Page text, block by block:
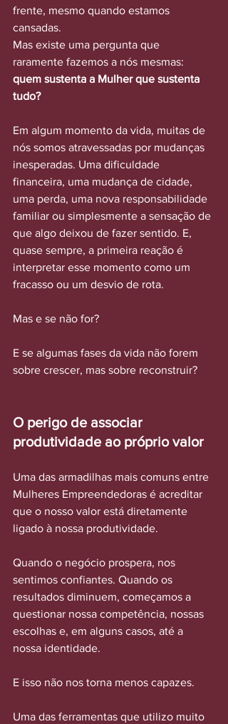
frente, mesmo quando estamos
cansadas.
Mas existe uma pergunta que
raramente fazemos a nós mesmas:
quem sustenta a Mulher que sustenta
tudo?
Em algum momento da vida, muitas de
nós somos atravessadas por mudanças
inesperadas. Uma dificuldade
financeira, uma mudança de cidade,
uma perda, uma nova responsabilidade
familiar ou simplesmente a sensação de
que algo deixou de fazer sentido. E,
quase sempre, a primeira reação é
interpretar esse momento como um
fracasso ou um desvio de rota.
Mas e se não for?
E se algumas fases da vida não forem
sobre crescer, mas sobre reconstruir?
O perigo de associar
produtividade ao próprio valor
Uma das armadilhas mais comuns entre
Mulheres Empreendedoras é acreditar
que o nosso valor está diretamente
ligado à nossa produtividade.
Quando o negócio prospera, nos
sentimos confiantes. Quando os
resultados diminuem, começamos a
questionar nossa competência, nossas
escolhas e, em alguns casos, até a
nossa identidade.
E isso não nos torna menos capazes.
Uma das ferramentas que utilizo muito